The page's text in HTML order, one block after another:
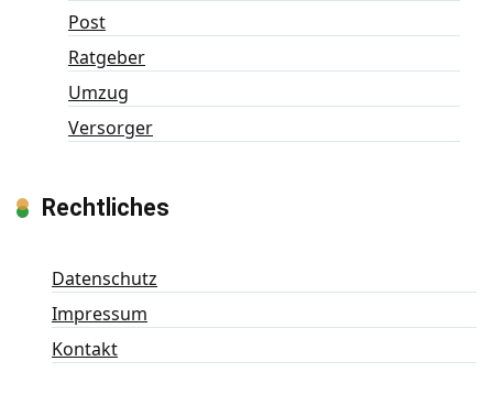
Post
Ratgeber
Umzug
Versorger
Rechtliches
Datenschutz
Impressum
Kontakt